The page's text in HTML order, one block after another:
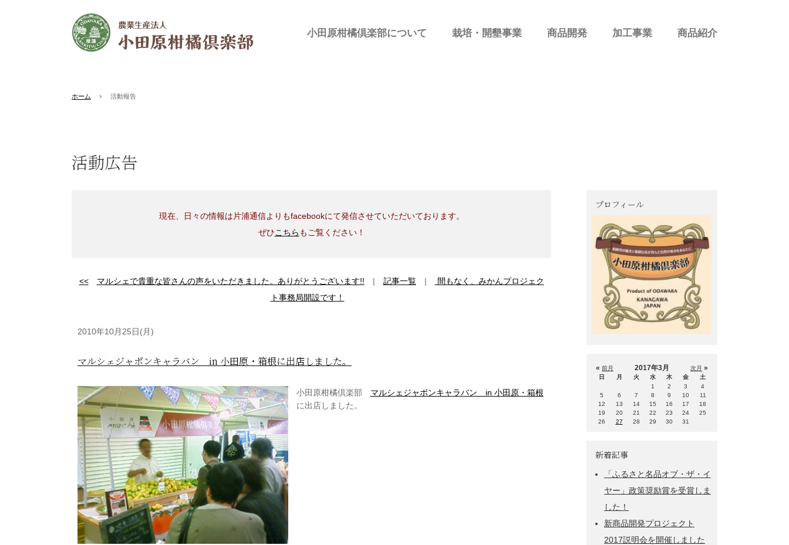
小田原柑橘倶楽部について 栽培・開墾事業 商品開発 加工事業 商品紹介
ホーム 活動報告
活動広告
現在、日々の情報は片浦通信よりもfacebookにて発信させていただいております。
ぜひこちら もご覧ください！
<< マルシェで貴重な皆さんの声をいただきました。ありがとうございます!! | 記事一覧|
間もなく、みかんプロジェク
ト事務局開設です！
2010年10月25日(月)
マルシェジャポンキャラバン in 小田原・箱根に出店しました。
小田原柑橘倶楽部 マルシェジャポンキャラバン in 小田原・箱根
に出店しました。
プロフィール
« 前月 次月 »
2017年3月
日 月 火 水 木 金
土
1
2 3
4
5
6 7 8 9 10
11
12
13 14 15 16 17
18
19
20 21 22 23 24
25
26
27 28 29 30 31
新着記事
「ふるさと名品オブ・ザ・イ
ヤー」政策奨励賞を受賞しま
した！
新商品開発プロジェクト
2017説明会を開催しました